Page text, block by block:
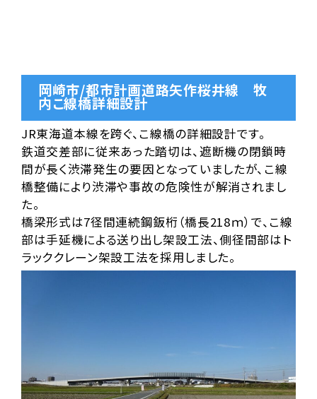
岡崎市/都市計画道路矢作桜井線 牧
内こ線橋詳細設計
JR東海道本線を跨ぐ、こ線橋の詳細設計です。
鉄道交差部に従来あった踏切は、遮断機の閉鎖時
間が長く渋滞発生の要因となっていましたが、こ線
橋整備により渋滞や事故の危険性が解消されまし
た。
橋梁形式は7径間連続鋼鈑桁（橋長218ｍ）で、こ線
部は手延機による送り出し架設工法、側径間部はト
ラッククレーン架設工法を採用しました。